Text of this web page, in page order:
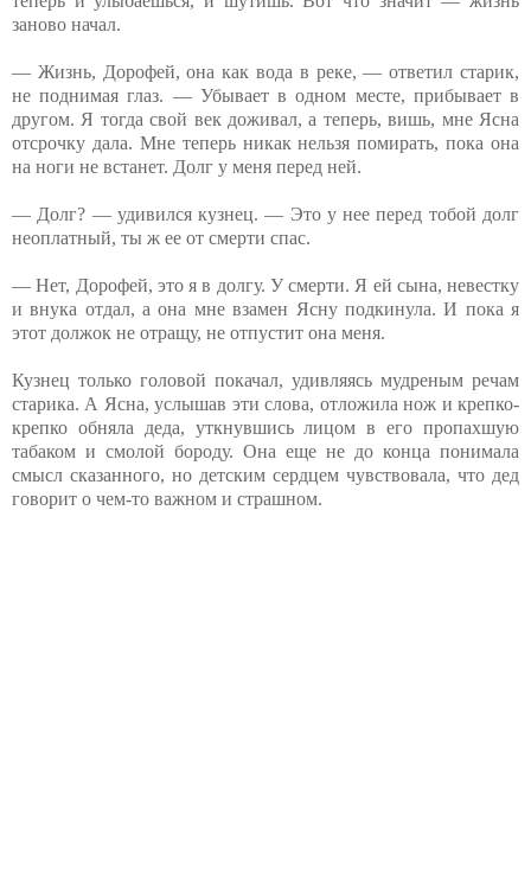
заново начал.
— Жизнь, Дорофей, она как вода в реке, — ответил старик,
не поднимая глаз. — Убывает в одном месте, прибывает в
другом. Я тогда свой век доживал, а теперь, вишь, мне Ясна
отсрочку дала. Мне теперь никак нельзя помирать, пока она
на ноги не встанет. Долг у меня перед ней.
— Долг? — удивился кузнец. — Это у нее перед тобой долг
неоплатный, ты ж ее от смерти спас.
— Нет, Дорофей, это я в долгу. У смерти. Я ей сына, невестку
и внука отдал, а она мне взамен Ясну подкинула. И пока я
этот должок не отращу, не отпустит она меня.
Кузнец только головой покачал, удивляясь мудреным речам
старика. А Ясна, услышав эти слова, отложила нож и крепко-
крепко обняла деда, уткнувшись лицом в его пропахшую
табаком и смолой бороду. Она еще не до конца понимала
смысл сказанного, но детским сердцем чувствовала, что дед
говорит о чем-то важном и страшном.